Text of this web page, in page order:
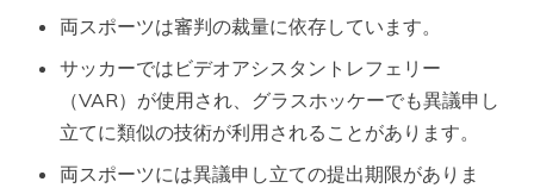
両スポーツは審判の裁量に依存しています。
サッカーではビデオアシスタントレフェリー
（VAR）が使用され、グラスホッケーでも異議申し
立てに類似の技術が利用されることがあります。
両スポーツには異議申し立ての提出期限がありま